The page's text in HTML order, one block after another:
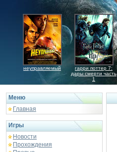
неуправляемый
гарри поттер 7:
дары смерти часть
1
Меню
Главная
Игры
Новости
Прохождения